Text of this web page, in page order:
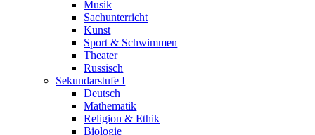
Musik
Sachunterricht
Kunst
Sport & Schwimmen
Theater
Russisch
Sekundarstufe I
Deutsch
Mathematik
Religion & Ethik
Biologie